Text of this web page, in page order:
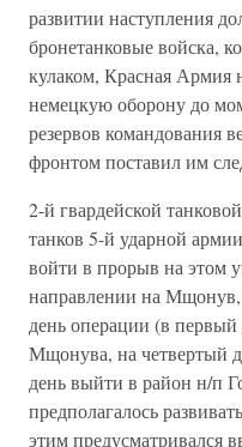
развитии наступления
бронетанковые войска,
кулаком, Красная Армия
немецкую оборону до
резервов командования
фронтом поставил им
2-й гвардейской
танков 5-й ударной
войти в прорыв на этом
направлении на
день операции (в первый
Мщонува, на четвертый
день выйти в район н/п
предполагалось
этим предусматривался